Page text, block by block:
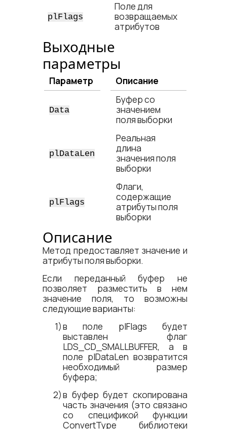
plFlags
Поле для
возвращаемых
атрибутов
Выходные
параметры
Параметр Описание
Data
Буфер со
значением
поля выборки
plDataLen
Реальная
длина
значения поля
выборки
plFlags
Флаги,
содержащие
атрибуты поля
выборки
Описание
Метод предоставляет значение и
атрибуты поля выборки.
Если переданный буфер не
позволяет разместить в нем
значение поля, то возможны
следующие варианты:
в поле plFlags будет
выставлен флаг
LDS_CD_SMALLBUFFER, а в
поле plDataLen возвратится
необходимый размер
буфера;
в буфер будет скопирована
часть значения (это связано
со спецификой функции
ConvertType библиотеки